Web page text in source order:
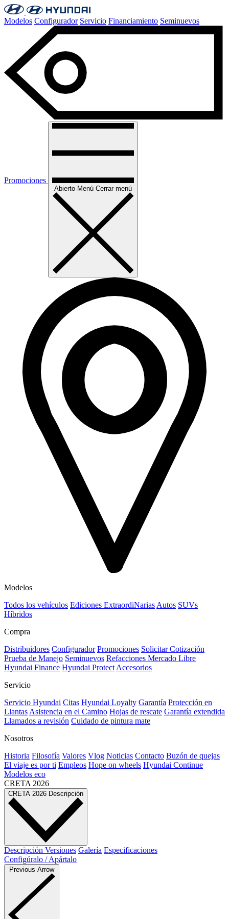
Modelos Configurador Servicio Financiamiento Seminuevos
Promociones
Abierto Menú Cerrar menú
Modelos
Todos los vehículos Ediciones ExtraordiNarias Autos SUVs
Híbridos
Compra
Distribuidores Configurador Promociones Solicitar Cotización
Prueba de Manejo Seminuevos Refacciones Mercado Libre
Hyundai Finance Hyundai Protect Accesorios
Servicio
Servicio Hyundai Citas Hyundai Loyalty Garantía Protección en
Llantas Asistencia en el Camino Hojas de rescate Garantía extendida
Llamados a revisión Cuidado de pintura mate⁠
Nosotros
Historia Filosofía Valores Vlog Noticias Contacto Buzón de quejas
El viaje es por ti Empleos Hope on wheels Hyundai Continue
Modelos eco
CRETA 2026
CRETA 2026 Descripción
Descripción Versiones Galería Especificaciones
Configúralo / Apártalo
Previous Arrow